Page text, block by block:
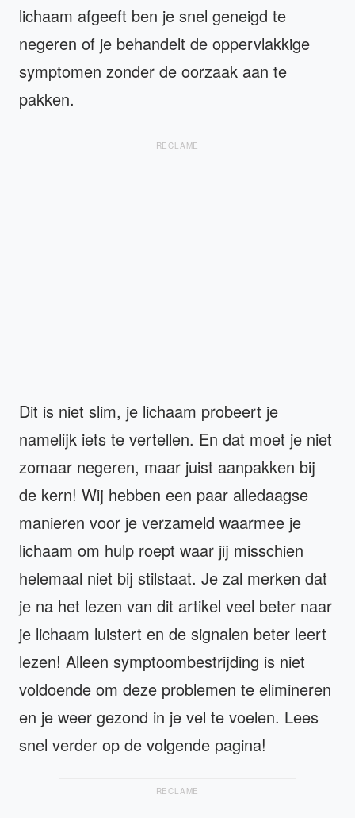
lichaam afgeeft ben je snel geneigd te
negeren of je behandelt de oppervlakkige
symptomen zonder de oorzaak aan te
pakken.
RECLAME
Dit is niet slim, je lichaam probeert je
namelijk iets te vertellen. En dat moet je niet
zomaar negeren, maar juist aanpakken bij
de kern! Wij hebben een paar alledaagse
manieren voor je verzameld waarmee je
lichaam om hulp roept waar jij misschien
helemaal niet bij stilstaat. Je zal merken dat
je na het lezen van dit artikel veel beter naar
je lichaam luistert en de signalen beter leert
lezen! Alleen symptoombestrijding is niet
voldoende om deze problemen te elimineren
en je weer gezond in je vel te voelen. Lees
snel verder op de volgende pagina!
RECLAME